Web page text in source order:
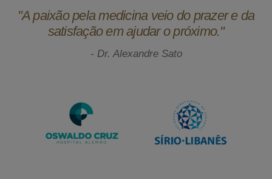
"A paixão pela medicina veio do prazer e da
satisfação em ajudar o próximo."
- Dr. Alexandre Sato